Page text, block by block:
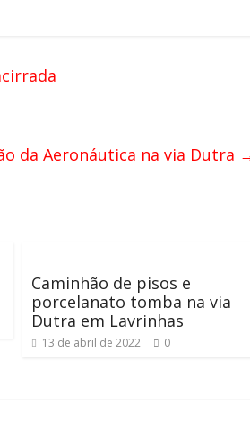
da Aeronáutica na via Dutra
Caminhão de pisos e
porcelanato tomba na via
Dutra em Lavrinhas
13 de abril de 2022 0